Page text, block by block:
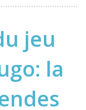
jeu
la